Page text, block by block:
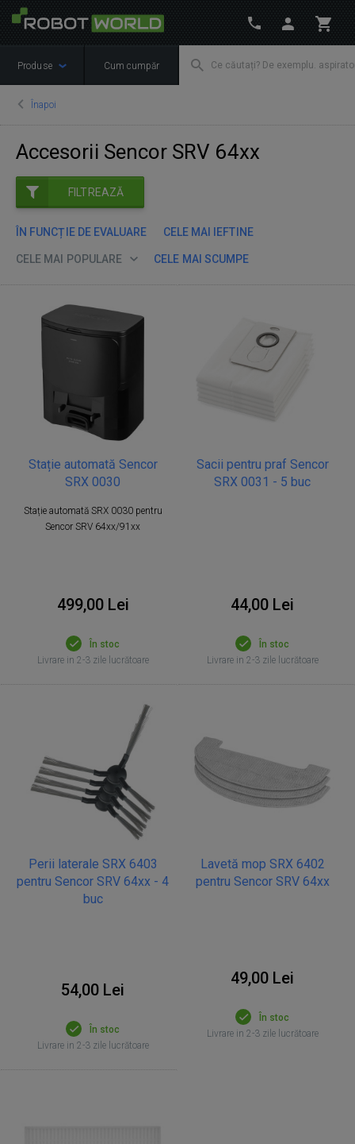
Produse Cum cumpăr
Înapoi
Accesorii Sencor SRV 64xx
FILTREAZĂ
ÎN FUNCȚIE DE EVALUARE CELE MAI IEFTINE
CELE MAI POPULARE CELE MAI SCUMPE
Stație automată Sencor
SRX 0030
Stație automată SRX 0030 pentru
Sencor SRV 64xx/91xx
499,00 Lei
În stoc
Livrare in 2-3 zile lucrătoare
Sacii pentru praf Sencor
SRX 0031 - 5 buc
44,00 Lei
În stoc
Livrare in 2-3 zile lucrătoare
Perii laterale SRX 6403
pentru Sencor SRV 64xx - 4
buc
54,00 Lei
În stoc
Livrare in 2-3 zile lucrătoare
Lavetă mop SRX 6402
pentru Sencor SRV 64xx
49,00 Lei
În stoc
Livrare in 2-3 zile lucrătoare